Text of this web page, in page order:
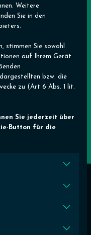
zur Kenntnis
ausdrücklich. *
Weitere
Sie in den
stimmen Sie sowohl
auf Ihrem Gerät
bzw. die
zu (Art 6 Abs. 1 lit.
Sie jederzeit über
Button für die